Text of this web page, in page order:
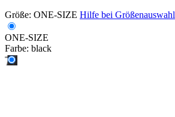
Größe: ONE-SIZE Hilfe bei Größenauswahl
ONE-SIZE
Farbe: black